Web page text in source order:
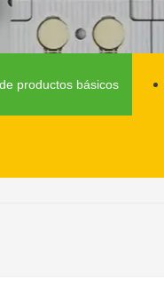
productos básicos